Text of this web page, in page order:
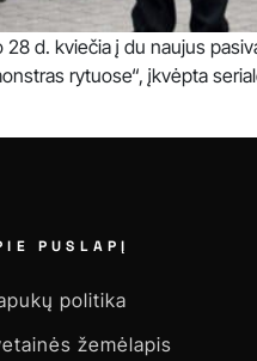
d. kviečia į du naujus
rytuose“, įkvėpta
PUSLAPĮ
politika
žemėlapis